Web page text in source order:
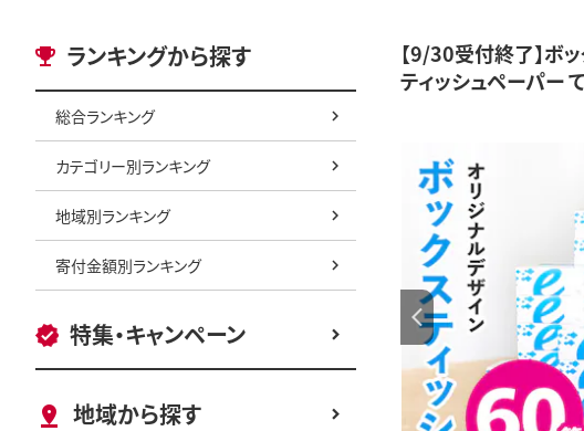
ランキングから探す
総合ランキング
カテゴリー別ランキング
地域別ランキング
寄付金額別ランキング
特集・キャンペーン
地域から探す
【9/30受付終了】ボ
ティッシュペーパー